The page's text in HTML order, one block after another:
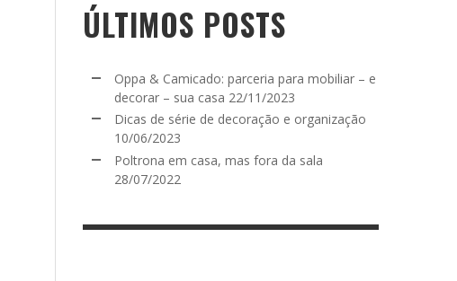
ÚLTIMOS POSTS
Oppa & Camicado: parceria para mobiliar – e
decorar – sua casa 22/11/2023
Dicas de série de decoração e organização
10/06/2023
Poltrona em casa, mas fora da sala
28/07/2022